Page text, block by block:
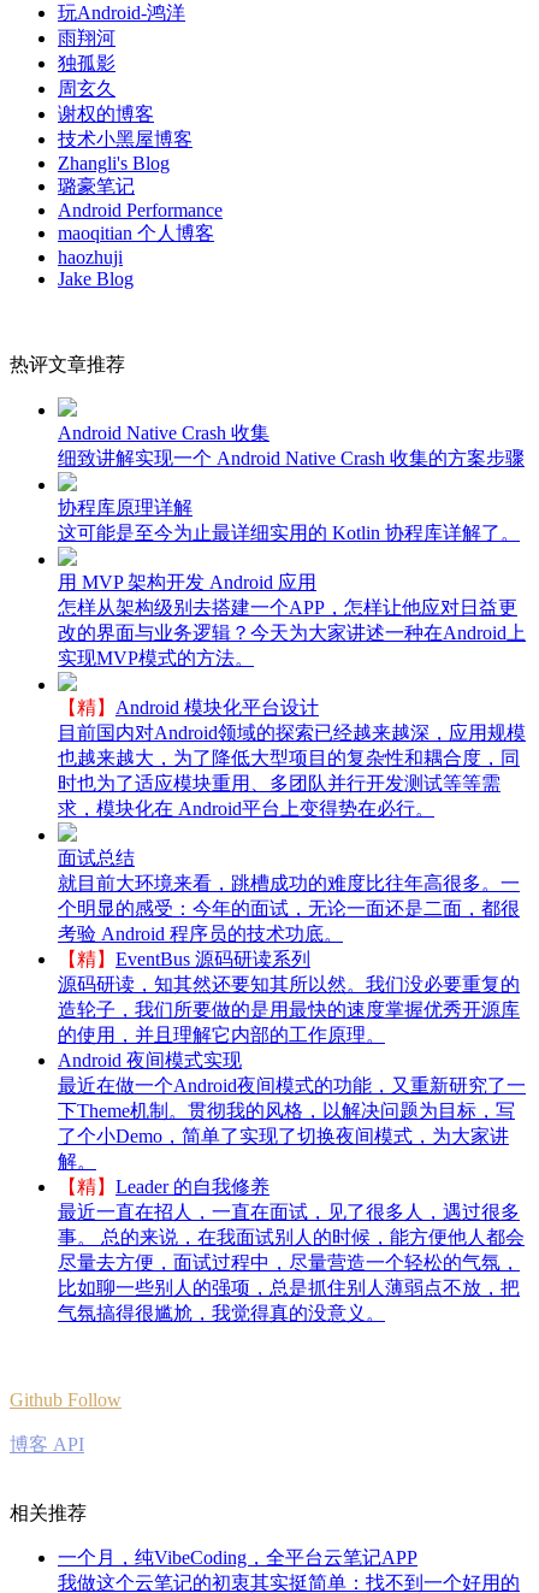
玩Android-鸿洋
雨翔河
独孤影
周玄久
谢权的博客
技术小黑屋博客
Zhangli's Blog
璐豪笔记
Android Performance
maoqitian 个人博客
haozhuji
Jake Blog
热评文章推荐
Android Native Crash 收集
细致讲解实现一个 Android Native Crash 收集的方案步骤
协程库原理详解
这可能是至今为止最详细实用的 Kotlin 协程库详解了。
用 MVP 架构开发 Android 应用
怎样从架构级别去搭建一个APP，怎样让他应对日益更
改的界面与业务逻辑？今天为大家讲述一种在Android上
实现MVP模式的方法。
【精】 Android 模块化平台设计
目前国内对Android领域的探索已经越来越深，应用规模
也越来越大，为了降低大型项目的复杂性和耦合度，同
时也为了适应模块重用、多团队并行开发测试等等需
求，模块化在 Android平台上变得势在必行。
面试总结
就目前大环境来看，跳槽成功的难度比往年高很多。一
个明显的感受：今年的面试，无论一面还是二面，都很
考验 Android 程序员的技术功底。
【精】 EventBus 源码研读系列
源码研读，知其然还要知其所以然。我们没必要重复的
造轮子，我们所要做的是用最快的速度掌握优秀开源库
的使用，并且理解它内部的工作原理。
Android 夜间模式实现
最近在做一个Android夜间模式的功能，又重新研究了一
下Theme机制。贯彻我的风格，以解决问题为目标，写
了个小Demo，简单了实现了切换夜间模式，为大家讲
解。
【精】 Leader 的自我修养
最近一直在招人，一直在面试，见了很多人，遇过很多
事。 总的来说，在我面试别人的时候，能方便他人都会
尽量去方便，面试过程中，尽量营造一个轻松的气氛，
比如聊一些别人的强项，总是抓住别人薄弱点不放，把
气氛搞得很尴尬，我觉得真的没意义。
Github Follow
博客 API
相关推荐
一个月，纯VibeCoding，全平台云笔记APP
我做这个云笔记的初衷其实挺简单：找不到一个好用的